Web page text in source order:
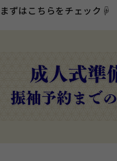
まずはこちらをチェック☟